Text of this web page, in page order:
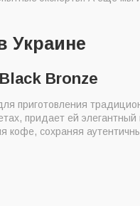
Украине
Bronze
приготовления
придает ей
кофе, сохраняя